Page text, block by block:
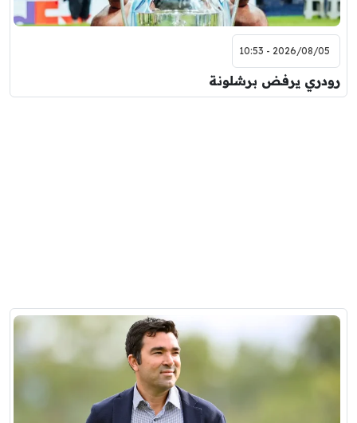
2026/08/05 - 10:53
رودري يرفض برشلونة